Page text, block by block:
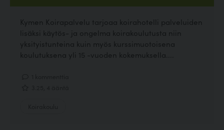
Kymen Koirapalvelu tarjoaa koirahotelli palveluiden
lisäksi käytös- ja ongelma koirakoulutusta niin
yksityistunteina kuin myös kurssimuotoisena
koulutuksena yli 15 -vuoden kokemuksella....